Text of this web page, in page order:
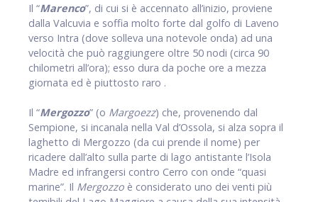
Il “Marenco”, di cui si è accennato all’inizio, proviene
dalla Valcuvia e soffia molto forte dal golfo di Laveno
verso Intra (dove solleva una notevole onda) ad una
velocità che può raggiungere oltre 50 nodi (circa 90
chilometri all’ora); esso dura da poche ore a mezza
giornata ed è piuttosto raro .
Il “Mergozzo” (o Margoezz) che, provenendo dal
Sempione, si incanala nella Val d’Ossola, si alza sopra il
laghetto di Mergozzo (da cui prende il nome) per
ricadere dall’alto sulla parte di lago antistante l’Isola
Madre ed infrangersi contro Cerro con onde “quasi
marine”. Il Mergozzo è considerato uno dei venti più